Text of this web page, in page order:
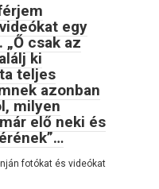
egy
csak az
ki
teljes
azonban
milyen
elő neki és
fotókat és videókat